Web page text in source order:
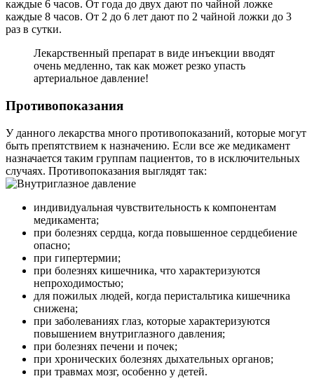
каждые 6 часов. От года до двух дают по чайной ложке
каждые 8 часов. От 2 до 6 лет дают по 2 чайной ложки до 3
раз в сутки.
Лекарственный препарат в виде инъекции вводят
очень медленно, так как может резко упасть
артериальное давление!
Противопоказания
У данного лекарства много противопоказаний, которые могут
быть препятствием к назначению. Если все же медикамент
назначается таким группам пациентов, то в исключительных
случаях. Противопоказания выглядят так:
индивидуальная чувствительность к компонентам
медикамента;
при болезнях сердца, когда повышенное сердцебиение
опасно;
при гипертермии;
при болезнях кишечника, что характеризуются
непроходимостью;
для пожилых людей, когда перистальтика кишечника
снижена;
при заболеваниях глаз, которые характеризуются
повышением внутриглазного давления;
при болезнях печени и почек;
при хронических болезнях дыхательных органов;
при травмах мозг, особенно у детей.